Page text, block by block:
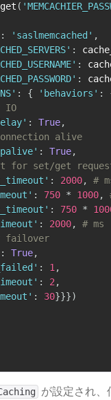
get (
: 'saslmemcached' ,
:
:
:
: { 'behaviors' :
IO
: True,
alive
: True,
for set/get
: 2000,
#
: 750 * 1000,
: 750 *
: 2000,
# ms
failover
: True,
: 1 ,
: 2 ,
: 30}}})
が設定され